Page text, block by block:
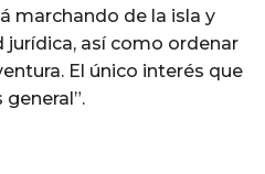
marchando de la isla y
así como ordenar
El único interés que